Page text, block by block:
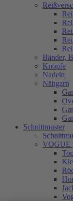
Bänder,
Knöpfe
Nadeln
Nähgarn
Schnittmuster
VOGUE